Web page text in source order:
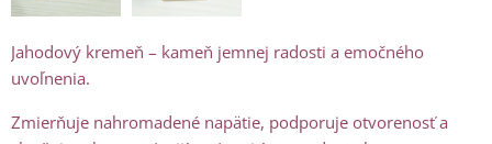
Jahodový kremeň – kameň jemnej radosti a emočného
uvoľnenia.
Zmierňuje nahromadené napätie, podporuje otvorenosť a